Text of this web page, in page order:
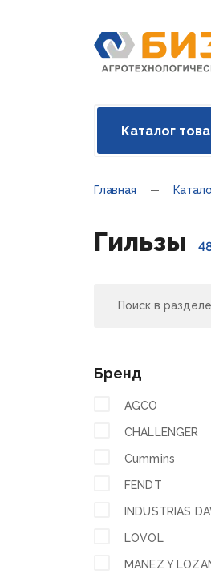
Каталог
Главная
Гильзы
Бренд
AGCO
CHALLENGER
Cummins
FENDT
INDUSTRIAS
LOVOL
MANEZ Y